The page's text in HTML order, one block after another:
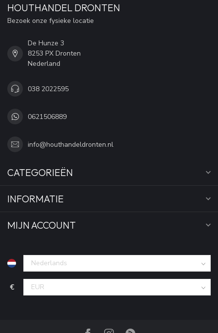
HOUTHANDEL DRONTEN
Bezoek onze fysieke locatie
De Hunze 3
8253 PX Dronten
Nederland
038 2022595
0621506889
info@houthandeldronten.nl
CATEGORIEËN
INFORMATIE
MIJN ACCOUNT
€